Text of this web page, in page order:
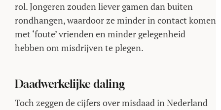
rol. Jongeren zouden liever gamen dan buiten
rondhangen, waardoor ze minder in contact komen
met ‘foute’ vrienden en minder gelegenheid
hebben om misdrijven te plegen.
Daadwerkelijke daling
Toch zeggen de cijfers over misdaad in Nederland